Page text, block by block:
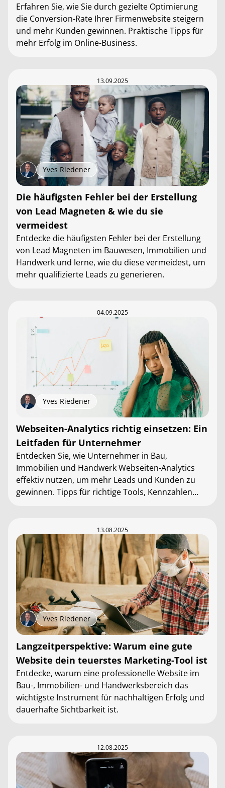
Erfahren Sie, wie Sie durch gezielte Optimierung
die Conversion-Rate Ihrer Firmenwebsite steigern
und mehr Kunden gewinnen. Praktische Tipps für
mehr Erfolg im Online-Business.
13.09.2025
Yves Riedener
Die häufigsten Fehler bei der Erstellung
von Lead Magneten & wie du sie
vermeidest
Entdecke die häufigsten Fehler bei der Erstellung
von Lead Magneten im Bauwesen, Immobilien und
Handwerk und lerne, wie du diese vermeidest, um
mehr qualifizierte Leads zu generieren.
04.09.2025
Yves Riedener
Webseiten-Analytics richtig einsetzen: Ein
Leitfaden für Unternehmer
Entdecken Sie, wie Unternehmer in Bau,
Immobilien und Handwerk Webseiten-Analytics
effektiv nutzen, um mehr Leads und Kunden zu
gewinnen. Tipps für richtige Tools, Kennzahlen
13.08.2025
Yves Riedener
Langzeitperspektive: Warum eine gute
Website dein teuerstes Marketing-Tool ist
Entdecke, warum eine professionelle Website im
Bau-, Immobilien- und Handwerksbereich das
wichtigste Instrument für nachhaltigen Erfolg und
dauerhafte Sichtbarkeit ist.
12.08.2025